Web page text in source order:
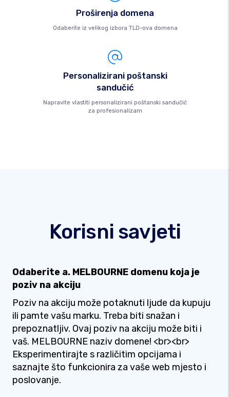
Proširenja domena
Odaberite iz velikog izbora TLD-ova domena
Personalizirani poštanski
sandučić
Napravite vlastiti personalizirani poštanski sandučić
za profesionalizam
Korisni savjeti
Odaberite a. MELBOURNE domenu koja je
poziv na akciju
Poziv na akciju može potaknuti ljude da kupuju
ili pamte vašu marku. Treba biti snažan i
prepoznatljiv. Ovaj poziv na akciju može biti i
vaš. MELBOURNE naziv domene! <br><br>
Eksperimentirajte s različitim opcijama i
saznajte što funkcionira za vaše web mjesto i
poslovanje.